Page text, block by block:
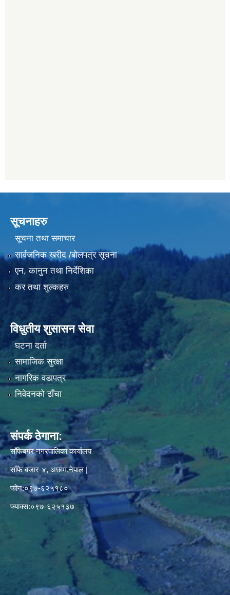
सूचनाहरु
सूचना तथा समाचार
सार्वजनिक खरीद /बोलपत्र सूचना
एन, कानुन तथा निर्देशिका
कर तथा शुल्कहरु
विधुतीय शुसासन सेवा
घटना दर्ता
सामाजिक सुरक्षा
नागरिक वडापत्र
निवेदनको ढाँचा
संपर्क ठेगाना:
साँफेबगर नगरपालिका कार्यालय
साँफे बजार-४, अछाम,नेपाल |
फोन:०९७-६२५१८०
फ्याक्स:०९७-६२५१३७